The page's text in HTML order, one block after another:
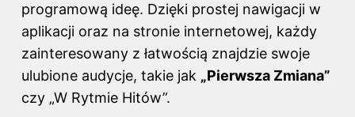
programową ideę. Dzięki prostej nawigacji w
aplikacji oraz na stronie internetowej, każdy
zainteresowany z łatwością znajdzie swoje
ulubione audycje, takie jak „Pierwsza Zmiana”
czy „W Rytmie Hitów”.